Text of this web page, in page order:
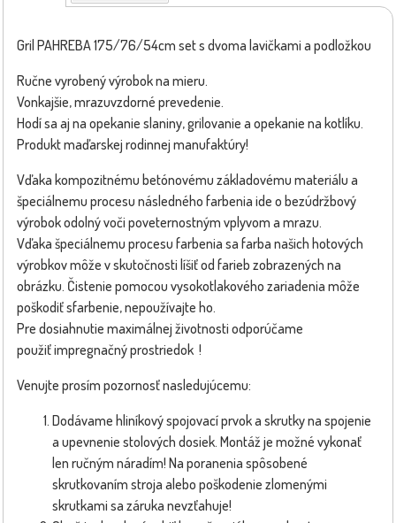
Gril PAHREBA 175/76/54cm set s dvoma lavičkami a podložkou
Ručne vyrobený výrobok na mieru.
Vonkajšie, mrazuvzdorné prevedenie.
Hodí sa aj na opekanie slaniny, grilovanie a opekanie na kotlíku.
Produkt maďarskej rodinnej manufaktúry!
Vďaka kompozitnému betónovému základovému materiálu a
špeciálnemu procesu následného farbenia ide o bezúdržbový
výrobok odolný voči poveternostným vplyvom a mrazu.
Vďaka špeciálnemu procesu farbenia sa farba našich hotových
výrobkov môže v skutočnosti líšiť od farieb zobrazených na
obrázku. Čistenie pomocou vysokotlakového zariadenia môže
poškodiť sfarbenie, nepoužívajte ho.
Pre dosiahnutie maximálnej životnosti odporúčame
použiť impregnačný prostriedok !
Venujte prosím pozornosť nasledujúcemu:
Dodávame hliníkový spojovací prvok a skrutky na spojenie
a upevnenie stolových dosiek. Montáž je možné vykonať
len ručným náradím! Na poranenia spôsobené
skrutkovaním stroja alebo poškodenie zlomenými
skrutkami sa záruka nevzťahuje!